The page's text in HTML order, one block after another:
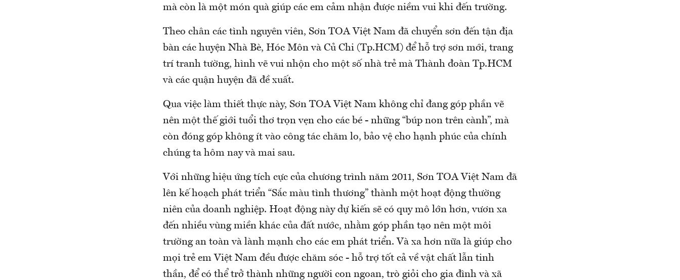
mà còn là một món quà giúp các em cảm nhận được niềm vui khi đến trường.
Theo chân các tình nguyên viên, Sơn TOA Việt Nam đã chuyển sơn đến tận địa
bàn các huyện Nhà Bè, Hóc Môn và Củ Chi (Tp.HCM) để hỗ trợ sơn mới, trang
trí tranh tường, hình vẽ vui nhộn cho một số nhà trẻ mà Thành đoàn Tp.HCM
và các quận huyện đã đề xuất.
Qua việc làm thiết thực này, Sơn TOA Việt Nam không chỉ đang góp phần vẽ
nên một thế giới tuổi thơ trọn vẹn cho các bé - những “búp non trên cành”, mà
còn đóng góp không ít vào công tác chăm lo, bảo vệ cho hạnh phúc của chính
chúng ta hôm nay và mai sau.
Với những hiệu ứng tích cực của chương trình năm 2011, Sơn TOA Việt Nam đã
lên kế hoạch phát triển “Sắc màu tình thương” thành một hoạt động thường
niên của doanh nghiệp. Hoạt động này dự kiến sẽ có quy mô lớn hơn, vươn xa
đến nhiều vùng miền khác của đất nước, nhằm góp phần tạo nên một môi
trường an toàn và lành mạnh cho các em phát triển. Và xa hơn nữa là giúp cho
mọi trẻ em Việt Nam đều được chăm sóc - hỗ trợ tốt cả về vật chất lẫn tinh
thần, để có thể trở thành những người con ngoan, trò giỏi cho gia đình và xã